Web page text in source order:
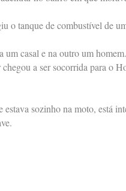
o tanque de combustível de
um casal e na outro um
a ser socorrida para o
estava sozinho na moto, está